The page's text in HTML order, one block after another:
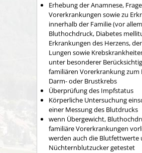
Erhebung der Anamnese,
Vorerkrankungen sowie zu
innerhalb der Familie (vor allem
Bluthochdruck, Diabetes
Erkrankungen des Herzens,
Lungen sowie
unter besonderer
familiären Vorerkrankung zum
Darm- oder Brustkrebs
Überprüfung des Impfstatus
Körperliche Untersuchung
einer Messung des Blutdrucks
wenn Übergewicht,
familiäre Vorerkrankungen
werden auch die Blutfettwerte
Nüchternblutzucker getestet